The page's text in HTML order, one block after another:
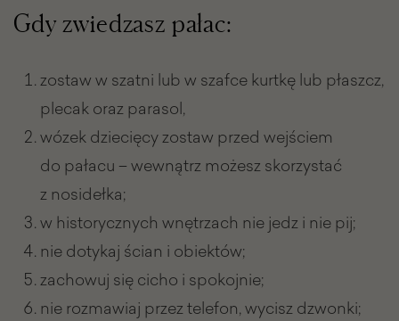
Gdy zwiedzasz pałac:
zostaw w szatni lub w szafce kurtkę lub płaszcz,
plecak oraz parasol,
wózek dziecięcy zostaw przed wejściem
do pałacu – wewnątrz możesz skorzystać
z nosidełka;
w historycznych wnętrzach nie jedz i nie pij;
nie dotykaj ścian i obiektów;
zachowuj się cicho i spokojnie;
nie rozmawiaj przez telefon, wycisz dzwonki;